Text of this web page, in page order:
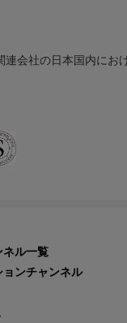
会社の日本国内にお
ネル一覧
ョンチャンネル